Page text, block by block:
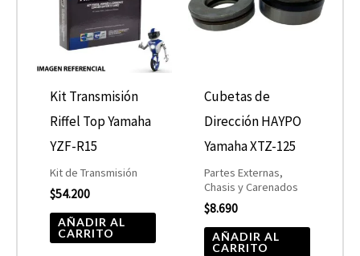
Kit Transmisión
Riffel Top Yamaha
YZF-R15
Kit de Transmisión
$54.200
AÑADIR AL
CARRITO
Cubetas de
Dirección HAYPO
Yamaha XTZ-125
Partes Externas,
Chasis y Carenados
$8.690
AÑADIR AL
CARRITO